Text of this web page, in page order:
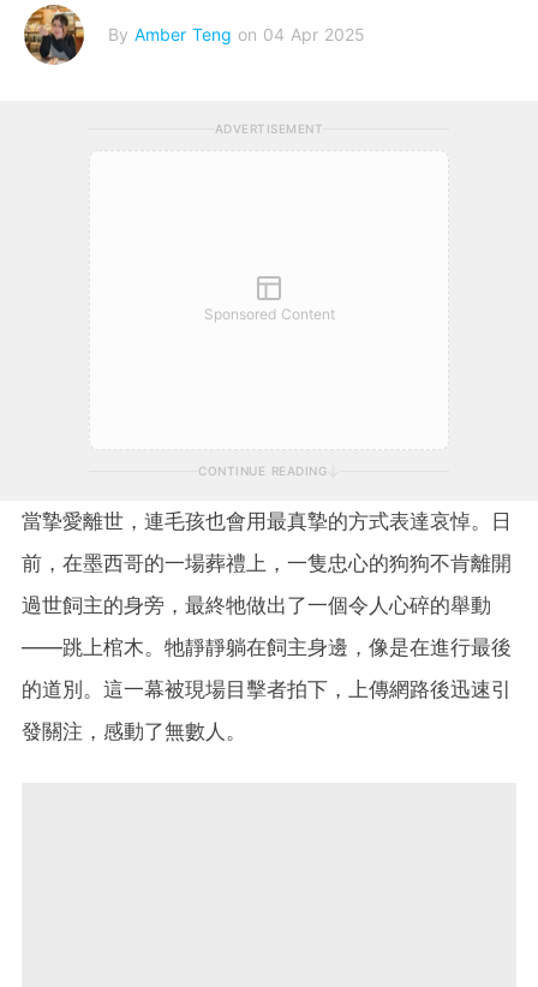
By Amber Teng on 04 Apr 2025
ADVERTISEMENT
Sponsored Content
CONTINUE READING
當摯愛離世，連毛孩也會用最真摯的方式表達哀悼。日
前，在墨西哥的一場葬禮上，一隻忠心的狗狗不肯離開
過世飼主的身旁，最終牠做出了一個令人心碎的舉動
——跳上棺木。牠靜靜躺在飼主身邊，像是在進行最後
的道別。這一幕被現場目擊者拍下，上傳網路後迅速引
發關注，感動了無數人。